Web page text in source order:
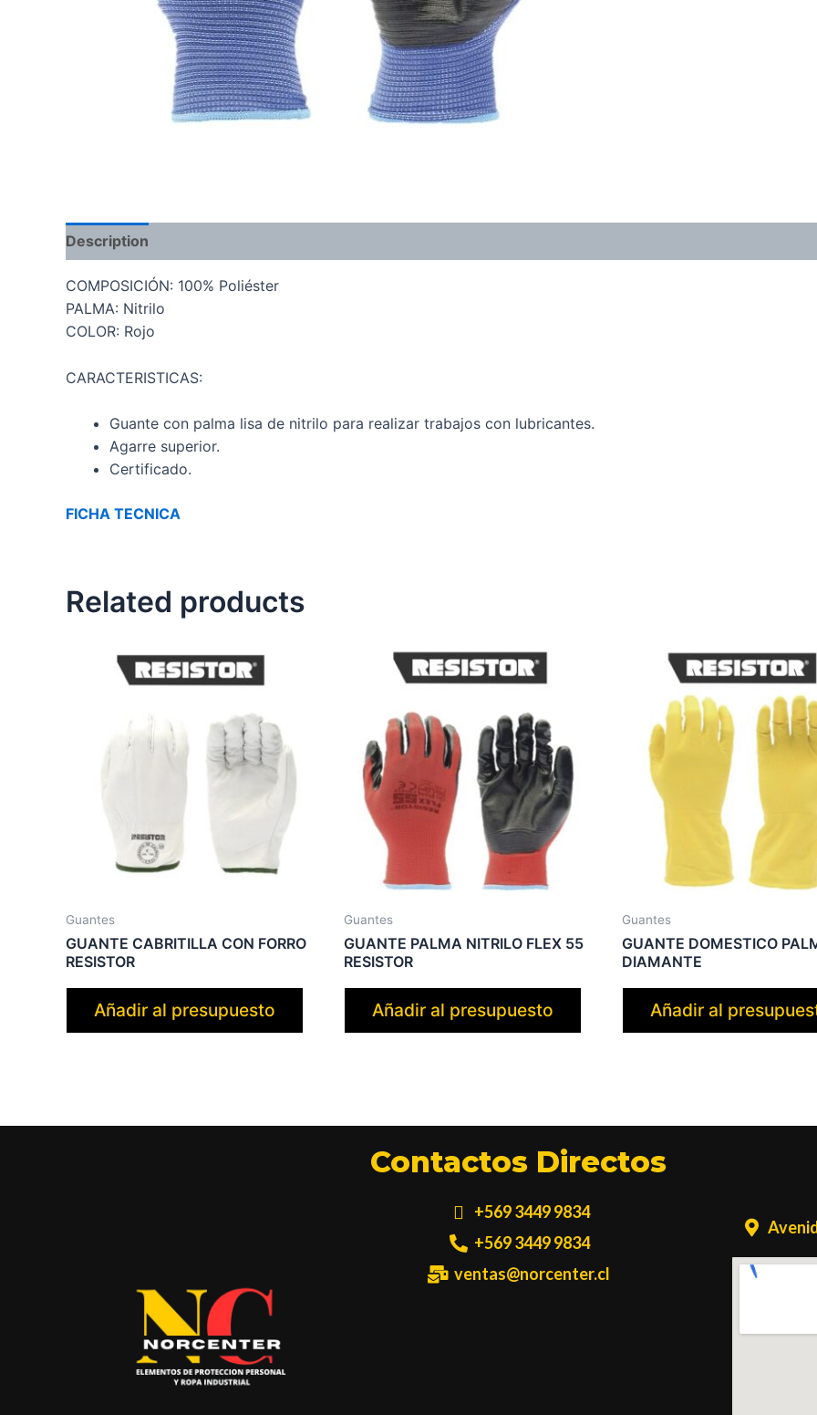
Description
COMPOSICIÓN: 100% Poliéster
PALMA: Nitrilo
COLOR: Rojo
CARACTERISTICAS:
Guante con palma lisa de nitrilo para realizar trabajos con lubricantes.
Agarre superior.
Certificado.
FICHA TECNICA
Related products
Guantes
GUANTE CABRITILLA CON FORRO
RESISTOR
Añadir al presupuesto
Guantes
GUANTE PALMA NITRILO FLEX 55
RESISTOR
Añadir al presupuesto
Guantes
GUANTE DOMESTICO
DIAMANTE
Añadir al
Contactos Directos
+569 3449 9834
+569 3449 9834
ventas@norcenter.cl